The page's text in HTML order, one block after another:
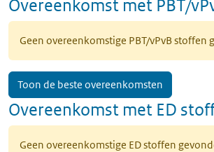
Overeenkomst met PBT/
Geen overeenkomstige PBT/vPvB stoffen
Toon de beste overeenkomsten
Overeenkomst met ED
Geen overeenkomstige ED stoffen